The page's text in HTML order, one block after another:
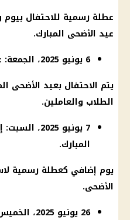
عطلة رسمية للاحتفال
عيد الأضحى المبارك.
6 يونيو 2025، الجمعة: عيد الأضحى المبارك.
يتم الاحتفال بعيد الأضحى
الطلاب والعاملين.
7 يونيو
المبارك.
يوم إضافي كعطلة رسمية
الأضحى.
26 يونيو 2025، الخميس: رأس السنة الهجرية.